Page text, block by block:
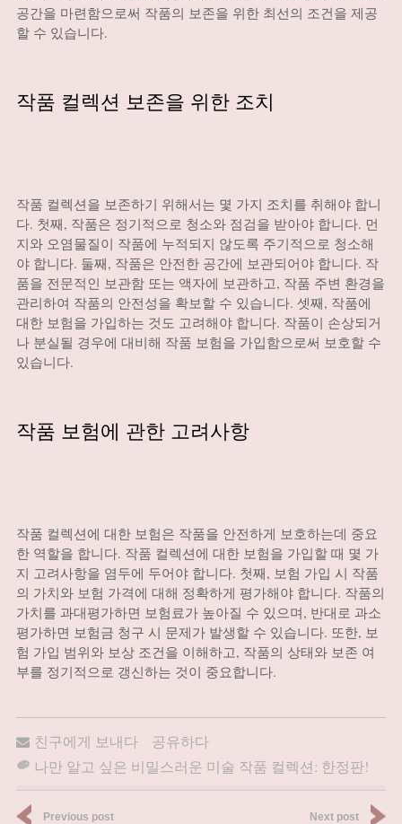
공간을 마련함으로써 작품의 보존을 위한 최선의 조건을 제공
할 수 있습니다.
작품 컬렉션 보존을 위한 조치
작품 컬렉션을 보존하기 위해서는 몇 가지 조치를 취해야 합니
다. 첫째, 작품은 정기적으로 청소와 점검을 받아야 합니다. 먼
지와 오염물질이 작품에 누적되지 않도록 주기적으로 청소해
야 합니다. 둘째, 작품은 안전한 공간에 보관되어야 합니다. 작
품을 전문적인 보관함 또는 액자에 보관하고, 작품 주변 환경을
관리하여 작품의 안전성을 확보할 수 있습니다. 셋째, 작품에
대한 보험을 가입하는 것도 고려해야 합니다. 작품이 손상되거
나 분실될 경우에 대비해 작품 보험을 가입함으로써 보호할 수
있습니다.
작품 보험에 관한 고려사항
작품 컬렉션에 대한 보험은 작품을 안전하게 보호하는데 중요
한 역할을 합니다. 작품 컬렉션에 대한 보험을 가입할 때 몇 가
지 고려사항을 염두에 두어야 합니다. 첫째, 보험 가입 시 작품
의 가치와 보험 가격에 대해 정확하게 평가해야 합니다. 작품의
가치를 과대평가하면 보험료가 높아질 수 있으며, 반대로 과소
평가하면 보험금 청구 시 문제가 발생할 수 있습니다. 또한, 보
험 가입 범위와 보상 조건을 이해하고, 작품의 상태와 보존 여
부를 정기적으로 갱신하는 것이 중요합니다.
친구에게 보내다
공유하다
나만 알고 싶은 비밀스러운 미술 작품 컬렉션: 한정판!
Previous post Next post